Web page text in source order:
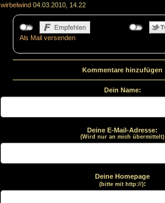
wirbelwind 04.03.2010, 14.22
Als Mail versenden
Kommentare hinzufügen
Dein Name:
Deine E-Mail-Adresse:
(Wird nur an mich übermittelt)
Deine Homepage
(bitte mit http://):